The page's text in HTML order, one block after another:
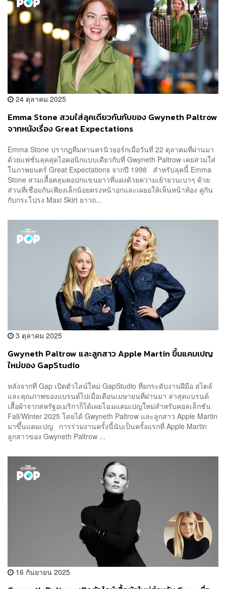
24 ตุลาคม 2025
Emma Stone สวมใส่ลุคเดียวกันกับของ Gwyneth Paltrow
จากหนังเรื่อง Great Expectations
Emma Stone ปรากฏที่มหานครนิวยอร์กเมื่อวันที่ 22 ตุลาคมที่ผ่านมา
ด้วยแฟชั่นลุคสุดไอคอนิกแบบเดียวกับที่ Gwyneth Paltrow เคยสวมใส่
ในภาพยนตร์ Great Expectations จากปี 1998 สำหรับลุคนี้ Emma
Stone สวมเสื้อคลุมคอปกแขนยาวที่แฝงด้วยความเย้ายวนเบาๆ ด้วย
ส่วนที่เชื่อมกันเพียงเล็กน้อยตรงหน้าอกและเผยอให้เห็นหน้าท้อง คู่กัน
กับกระโปรง Maxi Skirt ยาวถ...
3 ตุลาคม 2025
Gwyneth Paltrow และลูกสาว Apple Martin ขึ้นแคมเปญ
ใหม่ของ GapStudio
หลังจากที่ Gap เปิดตัวไลน์ใหม่ GapStudio ที่ยกระดับงานฝีมือ สไตล์
และคุณภาพของแบรนด์ไปเมื่อเดือนเมษายนที่ผ่านมา ล่าสุดแบรนด์
เสื้อผ้าจากสหรัฐอเมริกาก็ได้เผยโฉมแคมเปญใหม่สำหรับคอลเล็กชัน
Fall/Winter 2025 โดยได้ Gwyneth Paltrow และลูกสาว Apple Martin
มาขึ้นแคมเปญ การร่วมงานครั้งนี้นับเป็นครั้งแรกที่ Apple Martin
ลูกสาวของ Gwyneth Paltrow ...
16 กันยายน 2025